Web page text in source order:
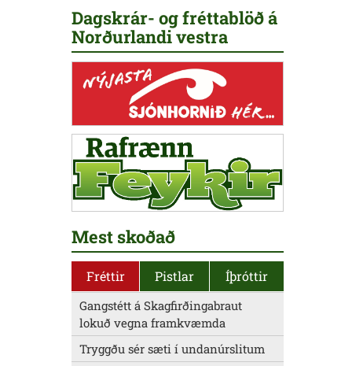
Dagskrár- og fréttablöð á
Norðurlandi vestra
Mest skoðað
Fréttir Pistlar Íþróttir
Gangstétt á Skagfirðingabraut
lokuð vegna framkvæmda
Tryggðu sér sæti í undanúrslitum